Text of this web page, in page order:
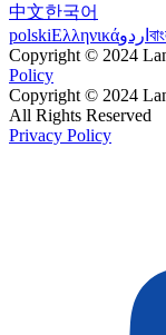
中文한국어
polskiΕλληνικάاردو
Copyright © 2024
Policy
Copyright © 2024
All Rights Reserved
Privacy Policy